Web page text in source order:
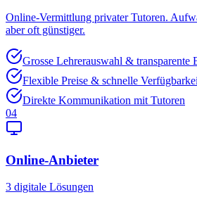
Online-Vermittlung privater Tutoren.
aber oft günstiger.
Grosse Lehrerauswahl & transparente
Flexible Preise & schnelle
Direkte Kommunikation mit Tutoren
04
Online-Anbieter
3 digitale Lösungen